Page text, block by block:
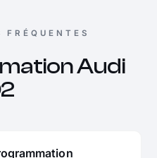
FRÉQUENTES
Audi